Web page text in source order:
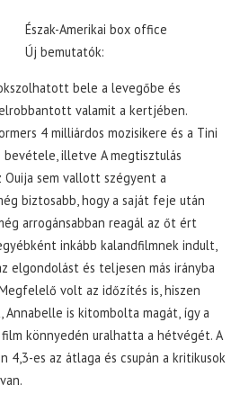
Észak-Amerikai box office
Új bemutatók:
bele a levegőbe és
valamit a kertjében.
4 milliárdos mozisikere és a Tini
bevétele, illetve A megtisztulás
sem vallott szégyent a
biztosabb, hogy a saját feje után
arrogánsabban reagál az őt ért
inkább kalandfilmnek indult,
elgondolást és teljesen más irányba
volt az időzítés is, hiszen
is kitombolta magát, így a
könnyedén uralhatta a hétvégét. A
4,3-es az átlaga és csupán a kritikusok